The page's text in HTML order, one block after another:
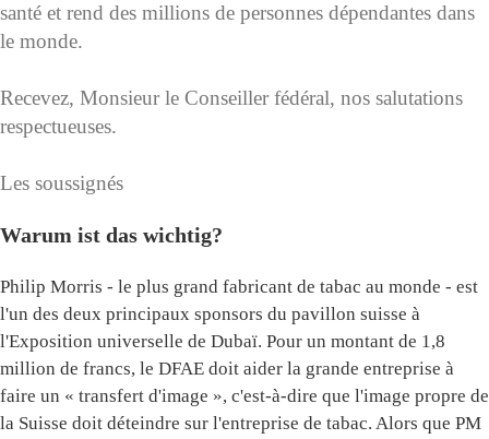
santé et rend des millions de personnes dépendantes dans
le monde.
Recevez, Monsieur le Conseiller fédéral, nos salutations
respectueuses.
Les soussignés
Warum ist das wichtig?
Philip Morris - le plus grand fabricant de tabac au monde - est
l'un des deux principaux sponsors du pavillon suisse à
l'Exposition universelle de Dubaï. Pour un montant de 1,8
million de francs, le DFAE doit aider la grande entreprise à
faire un « transfert d'image », c'est-à-dire que l'image propre de
la Suisse doit déteindre sur l'entreprise de tabac. Alors que PM